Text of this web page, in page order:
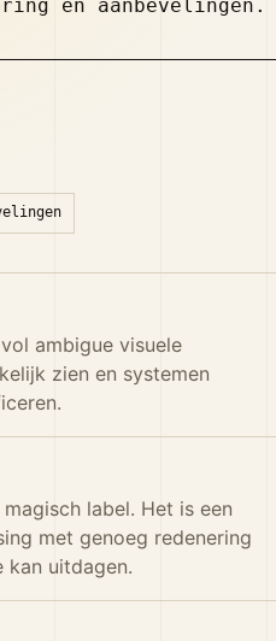
en aanbevelingen.
ambigue visuele
zien en systemen
label. Het is een
met genoeg redenering
kan uitdagen.